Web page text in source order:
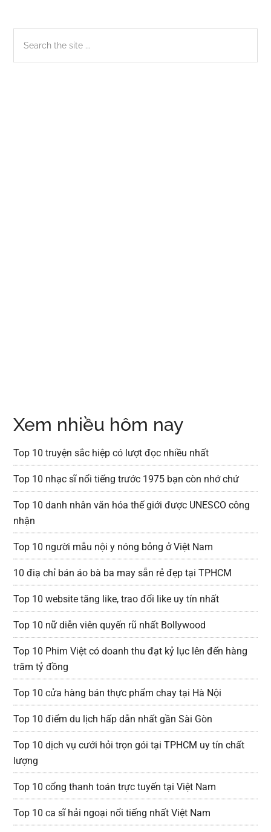
Sidebar
chính
the
Xem nhiều hôm nay
Top 10 truyện sắc hiệp có lượt đọc nhiều nhất
Top 10 nhạc sĩ nổi tiếng trước 1975 bạn còn nhớ chứ
Top 10 danh nhân văn hóa thế giới được UNESCO công
nhận
Top 10 người mẫu nội y nóng bỏng ở Việt Nam
10 điạ chỉ bán áo bà ba may sẵn rẻ đẹp tại TPHCM
Top 10 website tăng like, trao đổi like uy tín nhất
Top 10 nữ diễn viên quyến rũ nhất Bollywood
Top 10 Phim Việt có doanh thu đạt kỷ lục lên đến hàng
trăm tỷ đồng
Top 10 cửa hàng bán thực phẩm chay tại Hà Nội
Top 10 điểm du lịch hấp dẫn nhất gần Sài Gòn
Top 10 dịch vụ cưới hỏi trọn gói tại TPHCM uy tín chất
lượng
Top 10 cổng thanh toán trực tuyến tại Việt Nam
Top 10 ca sĩ hải ngoại nổi tiếng nhất Việt Nam